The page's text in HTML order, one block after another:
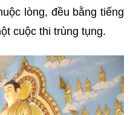
lòng, đều bằng tiếng
cuộc thi trùng tụng.